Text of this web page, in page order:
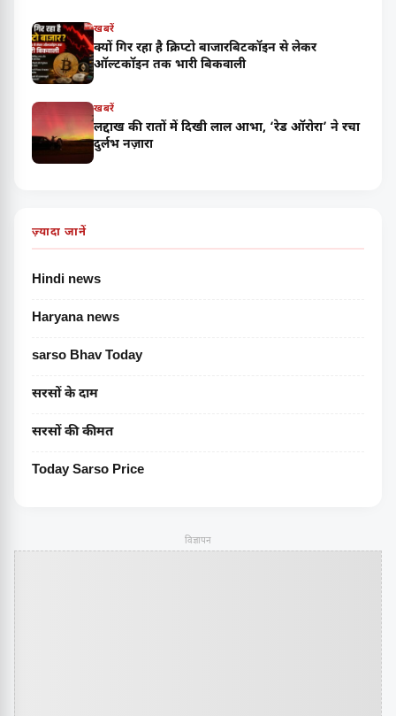
खबरें
क्यों गिर रहा है क्रिप्टो बाजारबिटकॉइन से लेकर
ऑल्टकॉइन तक भारी बिकवाली
खबरें
लद्दाख की रातों में दिखी लाल आभा, ‘रेड ऑरोरा’ ने रचा
दुर्लभ नज़ारा
ज़्यादा जानें
Hindi news
Haryana news
sarso Bhav Today
सरसों के दाम
सरसों की कीमत
Today Sarso Price
विज्ञापन